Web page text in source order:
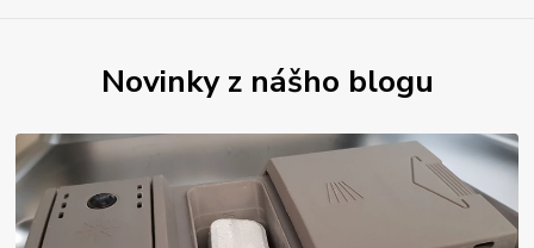
Novinky z nášho blogu